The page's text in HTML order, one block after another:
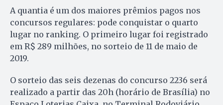
A quantia é um dos maiores prêmios pagos nos
concursos regulares: pode conquistar o quarto
lugar no ranking. O primeiro lugar foi registrado
em R$ 289 milhões, no sorteio de 11 de maio de
2019.
O sorteio das seis dezenas do concurso 2236 será
realizado a partir das 20h (horário de Brasília) no